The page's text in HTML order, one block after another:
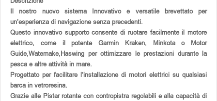
Il nostro nuovo sistema Innovativo e versatile brevettato per
un’esperienza di navigazione senza precedenti.
Questo innovativo supporto consente di ruotare facilmente il motore
elettrico, come il potente Garmin Kraken, Minkota o Motor
Guide,Waternake,Haswing per ottimizzare le prestazioni durante la
pesca e altre attività in mare.
Progettato per facilitare l’installazione di motori elettrici su qualsiasi
barca in vetroresina.
Grazie alle Pistar rotante con contropistra regolabili e alla capacità di